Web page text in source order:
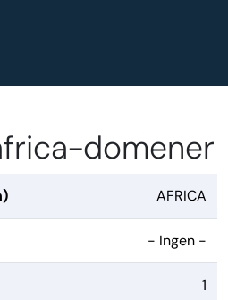
domener
AFRICA
- Ingen -
1